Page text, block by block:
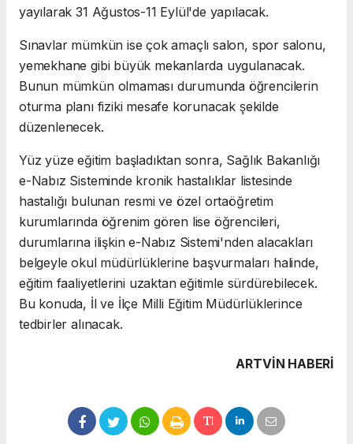
yayılarak 31 Ağustos-11 Eylül'de yapılacak.
Sınavlar mümkün ise çok amaçlı salon, spor salonu,
yemekhane gibi büyük mekanlarda uygulanacak.
Bunun mümkün olmaması durumunda öğrencilerin
oturma planı fiziki mesafe korunacak şekilde
düzenlenecek.
Yüz yüze eğitim başladıktan sonra, Sağlık Bakanlığı
e-Nabız Sisteminde kronik hastalıklar listesinde
hastalığı bulunan resmi ve özel ortaöğretim
kurumlarında öğrenim gören lise öğrencileri,
durumlarına ilişkin e-Nabız Sistemi'nden alacakları
belgeyle okul müdürlüklerine başvurmaları halinde,
eğitim faaliyetlerini uzaktan eğitimle sürdürebilecek.
Bu konuda, İl ve İlçe Milli Eğitim Müdürlüklerince
tedbirler alınacak.
ARTVIN HABERİ